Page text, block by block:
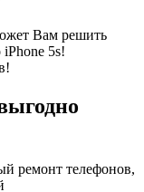
Вам решить
5s!